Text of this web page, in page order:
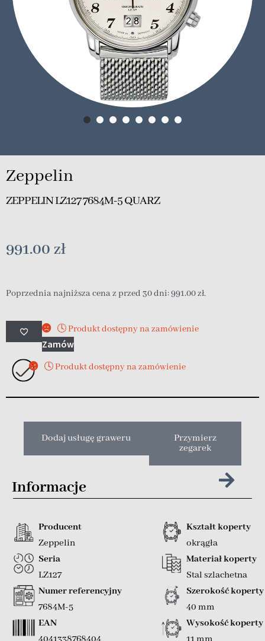
Zeppelin
ZEPPELIN LZ127 7684M-5 QUARZ
991.00 zł
Poprzednia najniższa cena z przed 30 dni:991.00zł.
🕓 Produkt dostępny na zamówienie
Zamów
🕓 Produkt dostępny na zamówienie
Dodaj usługę graweru
Przymierz
zegarek
Informacje
Producent
Zeppelin
Seria
LZ127
Numer referencyjny
7684M-5
EAN
Kształt koperty
okrągła
Materiał koperty
Stal szlachetna
Szerokość koperty
40 mm
Wysokość koperty